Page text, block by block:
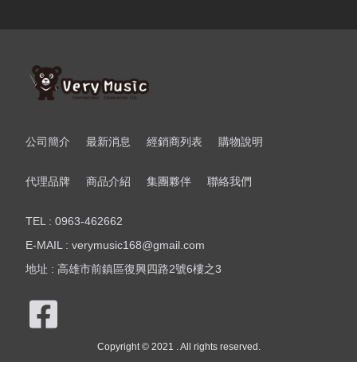
公司簡介 最新消息 經銷商列表 購物說明
代理品牌 商品介紹 集團夥伴 聯絡我們
TEL : 0963-462662
E-MAIL : verymusic168@gmail.com
地址 : 高雄市前鎮區復興四路2號6樓之3
Copyright © 2021 . All rights reserved.